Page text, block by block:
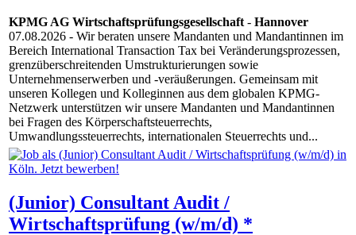
KPMG AG Wirtschaftsprüfungsgesellschaft- Hannover
07.08.2026 - Wir beraten unsere Mandanten und Mandantinnen im
Bereich International Transaction Tax bei Veränderungsprozessen,
grenzüberschreitenden Umstrukturierungen sowie
Unternehmenserwerben und -veräußerungen. Gemeinsam mit
unseren Kollegen und Kolleginnen aus dem globalen KPMG-
Netzwerk unterstützen wir unsere Mandanten und Mandantinnen
bei Fragen des Körperschaftsteuerrechts,
Umwandlungssteuerrechts, internationalen Steuerrechts und...
(Junior) Consultant Audit /
Wirtschaftsprüfung (w/m/d) *